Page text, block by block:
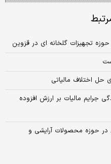
حل اختلاف مالیاتی
جرایم مالیات بر ارزش افزوده
میلیارد تومانی در حوزه محصولات آرایشی و